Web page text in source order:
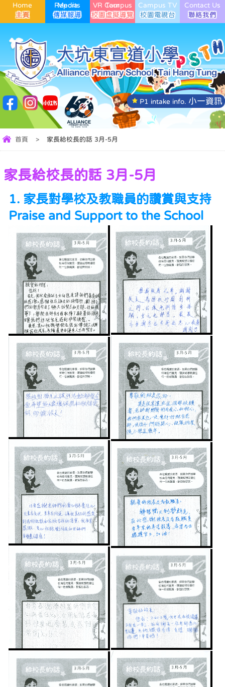
Home Media Reports VR Campus Tour Campus TV Contact Us
P1 intake info. 小一資訊
首頁 > 家長給校長的話 3月-5月
家長給校長的話 3月-5月
1. 家長對學校及教職員的讚賞與支持
Praise and Support to the School